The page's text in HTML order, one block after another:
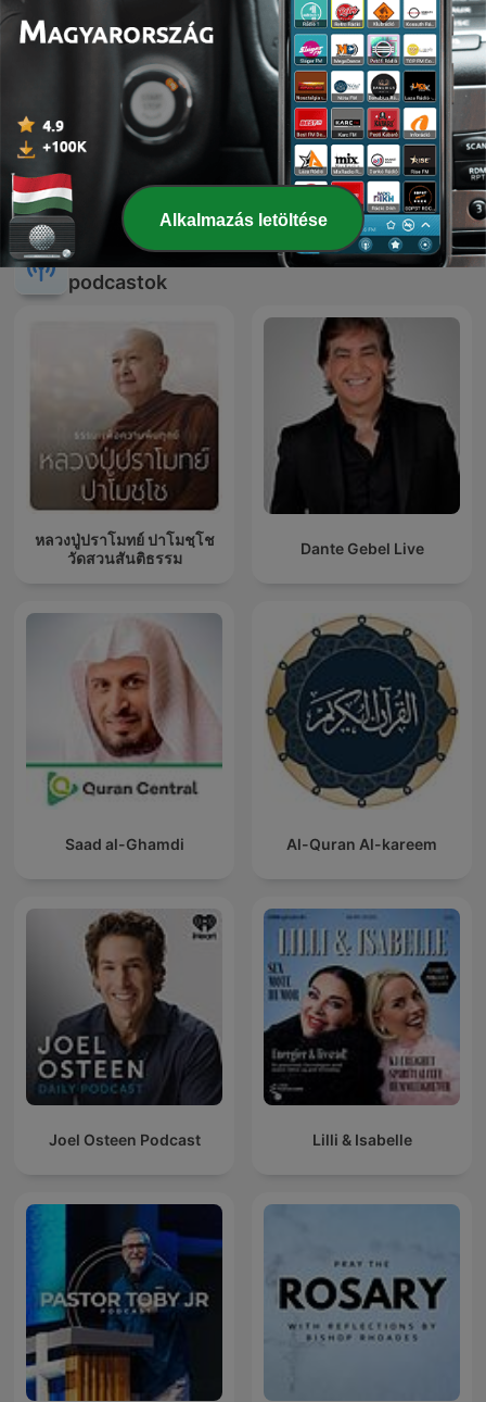
Mago Cigano
Kerak • Istentiszteletek •
Zugliget
Nemzetközi Vallás és spiritualitás
podcastok
หลวงปู่ปราโมทย์ ปาโมชฺโช
วัดสวนสันติธรรม
Dante Gebel Live
Saad al-Ghamdi Al-Quran Al-kareem
Joel Osteen Podcast Lilli & Isabelle
Alkalmazás letöltése